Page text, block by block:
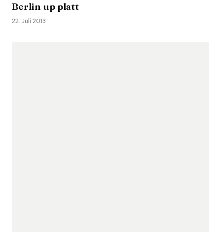
Berlin up platt
22. Juli 2013